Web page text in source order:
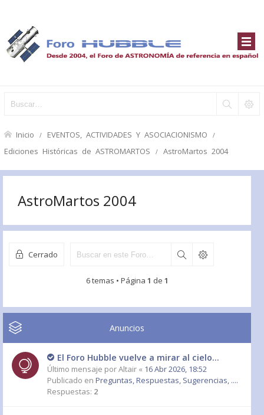
Inicio EVENTOS, ACTIVIDADES Y ASOCIACIONISMO
Ediciones Históricas de ASTROMARTOS AstroMartos 2004
AstroMartos 2004
Cerrado
6 temas • Página 1 de 1
Anuncios
El Foro Hubble vuelve a mirar al cielo...
Último mensaje porAltair « 16 Abr 2026, 18:52
Publicado en Preguntas, Respuestas, Sugerencias, ....
Respuestas: 2